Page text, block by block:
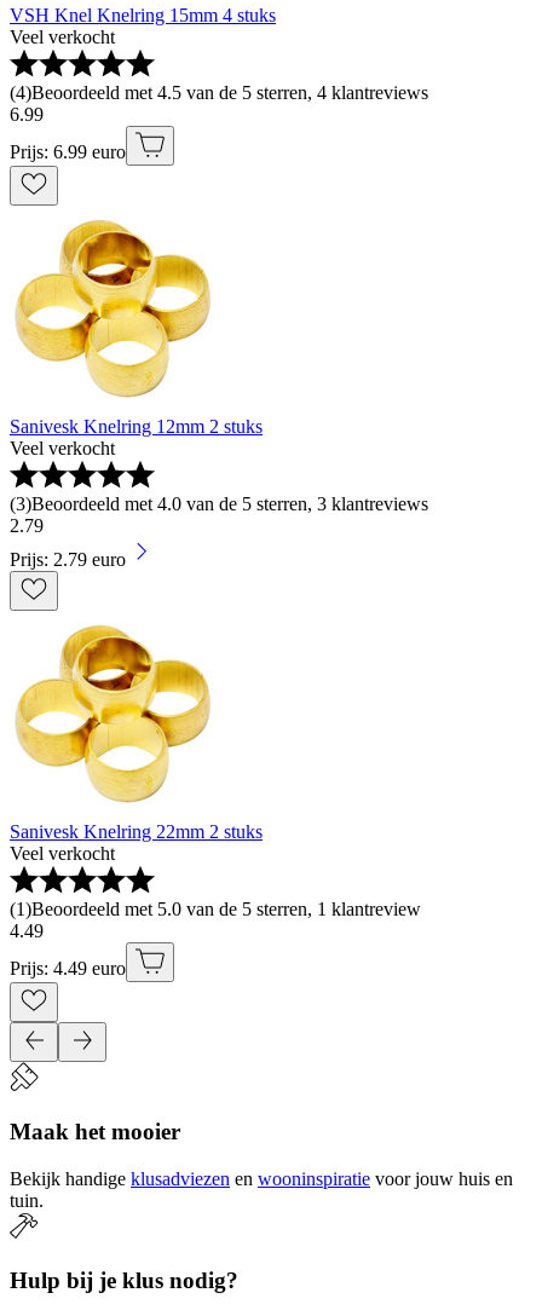
VSH Knel Knelring 15mm 4 stuks
Veel verkocht
(4)Beoordeeld met 4.5 van de 5 sterren, 4 klantreviews
6.99
Prijs: 6.99 euro
Sanivesk Knelring 12mm 2 stuks
Veel verkocht
(3)Beoordeeld met 4.0 van de 5 sterren, 3 klantreviews
2.79
Prijs: 2.79 euro
Sanivesk Knelring 22mm 2 stuks
Veel verkocht
(1)Beoordeeld met 5.0 van de 5 sterren, 1 klantreview
4.49
Prijs: 4.49 euro
Maak het mooier
Bekijk handige klusadviezen en wooninspiratie voor jouw huis en
tuin.
Hulp bij je klus nodig?